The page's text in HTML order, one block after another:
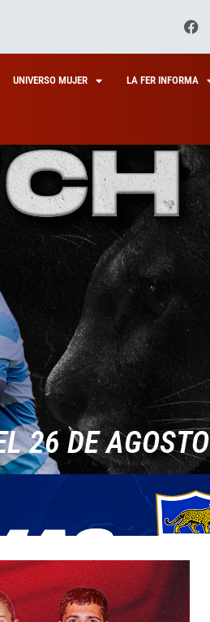
UNIVERSO MUJER LA FER INFORMA
26 DE AGOSTO